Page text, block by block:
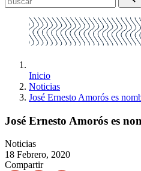
Inicio
Noticias
José Ernesto Amorós es
José Ernesto Amorós es
Noticias
18 Febrero, 2020
Compartir